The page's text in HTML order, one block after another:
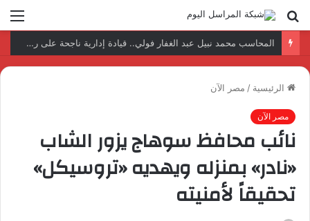
بحث
عن
نتائج إيجابية بعد زيارة وفد الجامعة المصرية النتائج إيجابية بعد زيارة وفد الجامعة المصرية الروسية لمصنع الإلكترونياتروسية لمصنع الإلكترونيات
الرئيسية / مصر الآن
مصر الآن
نائب محافظ سوهاج يزور الشاب
«نادر» بمنزله ويهديه «تروسيكل»
تحقيقاً لأمنيته